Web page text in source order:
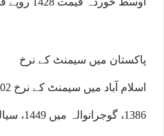
پاکستان میں سیمنٹ کے نرخ